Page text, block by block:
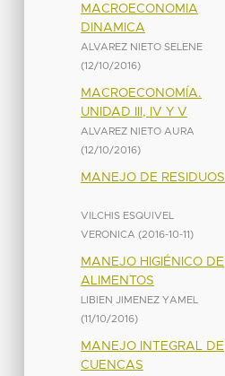
MACROECONOMIA
DINAMICA
ALVAREZ NIETO SELENE
(12/10/2016)
MACROECONOMÍA.
UNIDAD III, IV Y V
ALVAREZ NIETO AURA
(12/10/2016)
MANEJO DE RESIDUOS
VILCHIS ESQUIVEL
VERONICA (2016-10-11)
MANEJO HIGIÉNICO DE
ALIMENTOS
LIBIEN JIMENEZ YAMEL
(11/10/2016)
MANEJO INTEGRAL DE
CUENCAS